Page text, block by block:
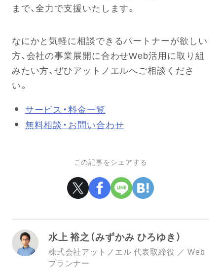
まで、全力で支援いたします。
なにかと気軽に相談できるパートナーが欲しい
方、会社の事業展開に合わせWeb活用に取り組
みたい方、ぜひアットノエルへご相談くださ
い。
サービス・料金一覧
無料相談・お問い合わせ
この記事をシェアする
水上 裕之（みずかみ ひろゆき）
株式会社アットノエル 代表取締役 ／ Web
プランナー